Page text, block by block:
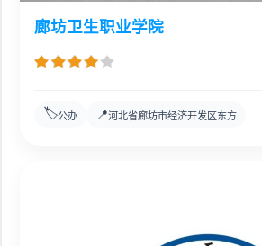
廊坊卫生职业学院
🏷️公办 📍河北省廊坊市经济开发区东方